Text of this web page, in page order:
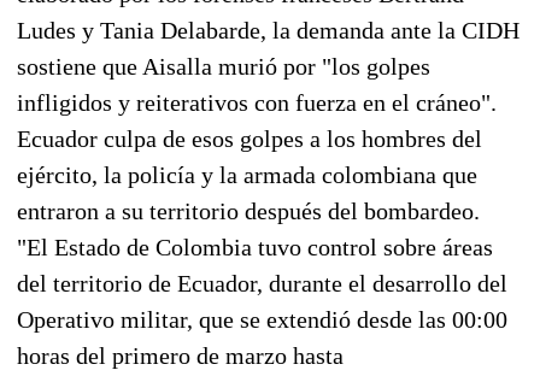
Ludes y Tania Delabarde, la demanda ante la CIDH
sostiene que Aisalla murió por "los golpes
infligidos y reiterativos con fuerza en el cráneo".
Ecuador culpa de esos golpes a los hombres del
ejército, la policía y la armada colombiana que
entraron a su territorio después del bombardeo.
"El Estado de Colombia tuvo control sobre áreas
del territorio de Ecuador, durante el desarrollo del
Operativo militar, que se extendió desde las 00:00
horas del primero de marzo hasta